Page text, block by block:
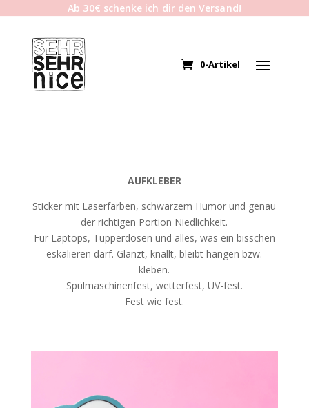
Ab 30€ schenke ich dir den Versand!
0-Artikel
AUFKLEBER
Sticker mit Laserfarben, schwarzem Humor und genau
der richtigen Portion Niedlichkeit.
Für Laptops, Tupperdosen und alles, was ein bisschen
eskalieren darf. Glänzt, knallt, bleibt hängen bzw.
kleben.
Spülmaschinenfest, wetterfest, UV-fest.
Fest wie fest.